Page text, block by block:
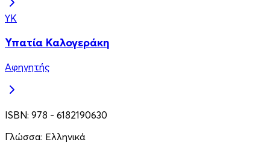
ΥΚ
Υπατία Καλογεράκη
Αφηγητής
ISBN: 978 - 6182190630
Γλώσσα: Ελληνικά